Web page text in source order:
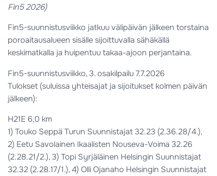
Fin5 2026)
Fin5-suunnistusviikko jatkuu välipäivän jälkeen torstaina
poroaitausalueen sisälle sijoittuvalla sähäkällä
keskimatkalla ja huipentuu takaa-ajoon perjantaina.
Fin5-suunnistusviikko, 3. osakilpailu 7.7.2026
Tulokset (suluissa yhteisajat ja sijoitukset kolmen päivän
jälkeen):
H21E 6,0 km
1) Touko Seppä Turun Suunnistajat 32.23 (2.36.28/4.),
2) Eetu Savolainen Ikaalisten Nouseva-Voima 32.26
(2.28.21/2.), 3) Topi Syrjäläinen Helsingin Suunnistajat
32.32 (2.28.17/1.), 4) Olli Ojanaho Helsingin Suunnistajat